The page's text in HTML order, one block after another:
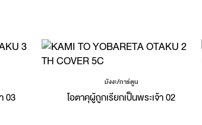
03
มังงะ/การ์ตูน
โอตาคุผู้ถูกเรียกเป็นพระเจ้า 02